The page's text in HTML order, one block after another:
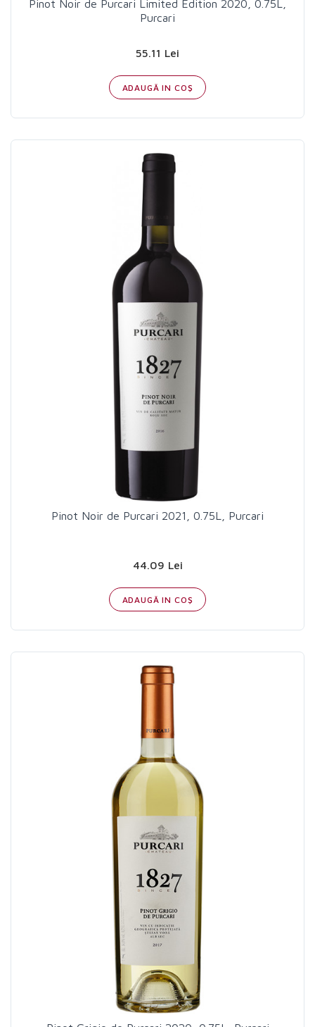
Pinot Noir de Purcari Limited Edition 2020, 0.75L,
Purcari
55.11 Lei
ADAUGĂ IN COŞ
Pinot Noir de Purcari 2021, 0.75L, Purcari
44.09 Lei
ADAUGĂ IN COŞ